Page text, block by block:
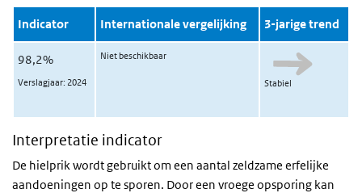
Indicator Internationale vergelijking 3-jarige trend
98,2%
Verslagjaar: 2024
Niet beschikbaar
Stabiel
Interpretatie indicator
De hielprik wordt gebruikt om een aantal zeldzame erfelijke
aandoeningen op te sporen. Door een vroege opsporing kan